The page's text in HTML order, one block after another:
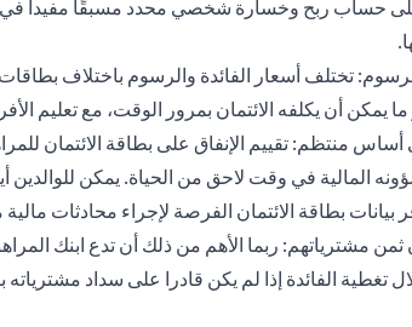
حساب ربح وخسارة شخصي محدد مسبقًا مفيدا في
تختلف أسعار الفائدة والرسوم باختلاف
يمكن أن يكلفه الائتمان بمرور الوقت، مع تعليم
منتظم: تقييم الإنفاق على بطاقة الائتمان
المالية في وقت لاحق من الحياة. يمكن
بيانات بطاقة الائتمان الفرصة لإجراء محادثات
مشترياتهم: ربما الأهم من ذلك أن تدع ابنك
تغطية الفائدة إذا لم يكن قادرا على سداد